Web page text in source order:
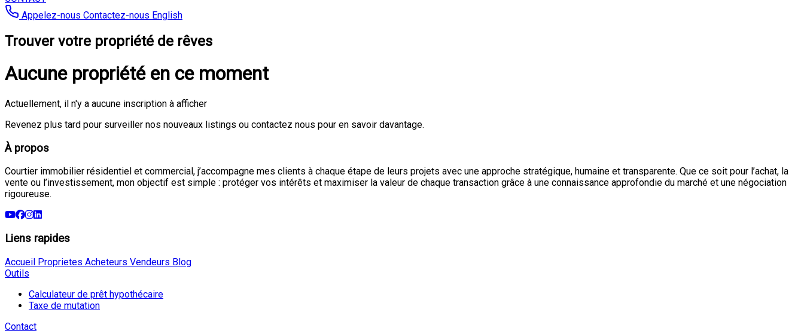
Appelez-nous Contactez-nous English
Trouver votre propriété de rêves
Aucune propriété en ce moment
Actuellement, il n'y a aucune inscription à afficher
Revenez plus tard pour surveiller nos nouveaux listings ou contactez nous pour en savoir davantage.
À propos
Courtier immobilier résidentiel et commercial, j’accompagne mes clients à chaque étape de leurs projets avec une approche stratégique, humaine et transparente. Que ce soit pour l’achat, la
vente ou l’investissement, mon objectif est simple : protéger vos intérêts et maximiser la valeur de chaque transaction grâce à une connaissance approfondie du marché et une négociation
rigoureuse.
Liens rapides
Accueil Proprietes Acheteurs Vendeurs Blog
Outils
Calculateur de prêt hypothécaire
Taxe de mutation
Contact